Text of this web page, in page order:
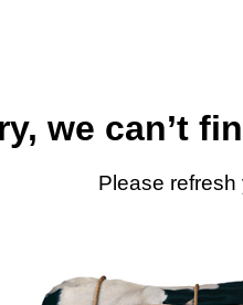
we can’t
Please refresh